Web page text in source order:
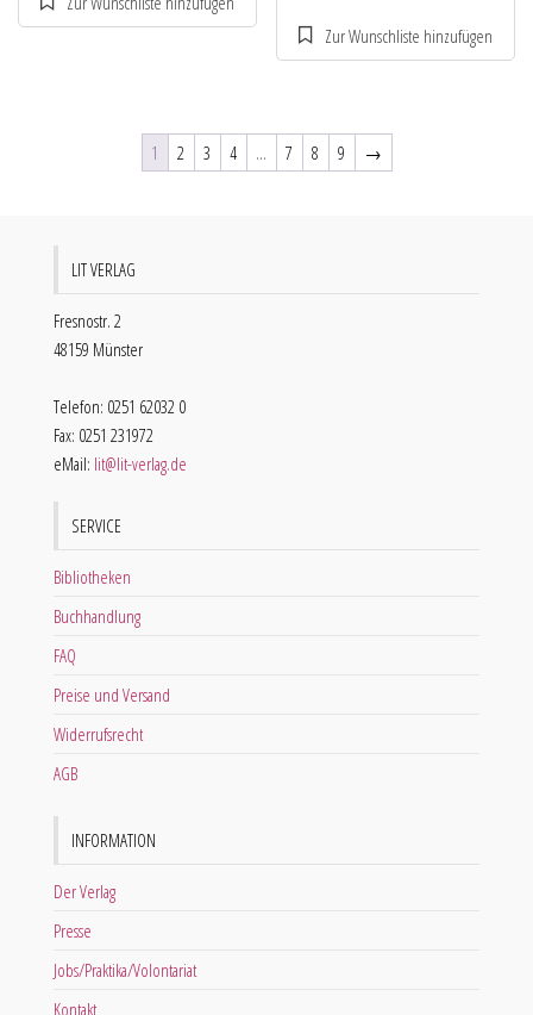
1 2 3 4 … 7 8 9 →
LIT VERLAG
Fresnostr. 2
48159 Münster
Telefon: 0251 62032 0
Fax: 0251 231972
eMail: lit@lit-verlag.de
SERVICE
Bibliotheken
Buchhandlung
FAQ
Preise und Versand
Widerrufsrecht
AGB
INFORMATION
Der Verlag
Presse
Jobs/Praktika/Volontariat
Kontakt